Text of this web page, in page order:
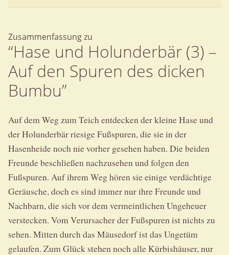
Zusammenfassung zu
“Hase und Holunderbär (3) –
Auf den Spuren des dicken
Bumbu”
Auf dem Weg zum Teich entdecken der kleine Hase und
der Holunderbär riesige Fußspuren, die sie in der
Hasenheide noch nie vorher gesehen haben. Die beiden
Freunde beschließen nachzusehen und folgen den
Fußspuren. Auf ihrem Weg hören sie einige verdächtige
Geräusche, doch es sind immer nur ihre Freunde und
Nachbarn, die sich vor dem vermeintlichen Ungeheuer
verstecken. Vom Verursacher der Fußspuren ist nichts zu
sehen. Mitten durch das Mäusedorf ist das Ungetüm
gelaufen. Zum Glück stehen noch alle Kürbishäuser, nur